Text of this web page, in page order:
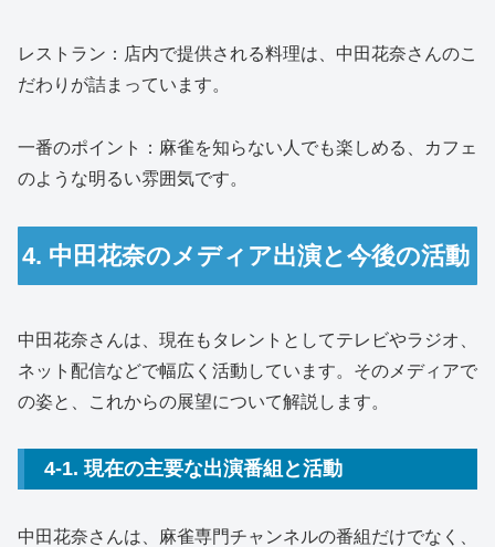
レストラン：店内で提供される料理は、中田花奈さんのこ
だわりが詰まっています。
一番のポイント：麻雀を知らない人でも楽しめる、カフェ
のような明るい雰囲気です。
4. 中田花奈のメディア出演と今後の活動
中田花奈さんは、現在もタレントとしてテレビやラジオ、
ネット配信などで幅広く活動しています。そのメディアで
の姿と、これからの展望について解説します。
4-1. 現在の主要な出演番組と活動
中田花奈さんは、麻雀専門チャンネルの番組だけでなく、